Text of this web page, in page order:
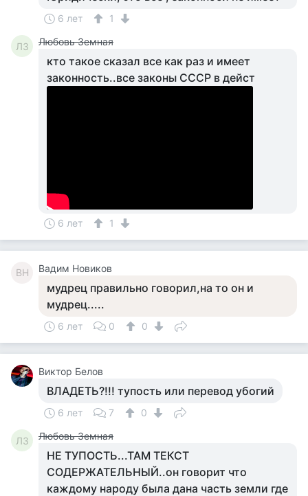
6 лет 1
ЛЗ Любовь Земная
кто такое сказал все как раз и имеет
законность..все законы СССР в дейст
6 лет 1
ВН Вадим Новиков
мудрец правильно говорил,на то он и
мудрец.....
6 лет 0 0
Виктор Белов
ВЛАДЕТЬ?!!! тупость или перевод убогий
6 лет 7 0
ЛЗ Любовь Земная
НЕ ТУПОСТЬ...ТАМ ТЕКСТ
СОДЕРЖАТЕЛЬНЫЙ..он говорит что
каждому народу была дана часть земли где